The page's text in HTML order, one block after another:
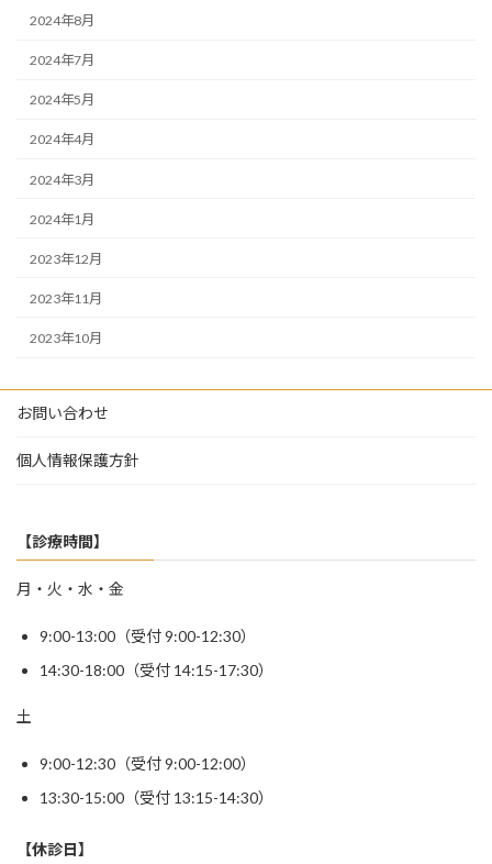
2024年8月
2024年7月
2024年5月
2024年4月
2024年3月
2024年1月
2023年12月
2023年11月
2023年10月
お問い合わせ
個人情報保護方針
【診療時間】
月・火・水・金
9:00-13:00（受付 9:00-12:30）
14:30-18:00（受付 14:15-17:30）
土
9:00-12:30（受付 9:00-12:00）
13:30-15:00（受付 13:15-14:30）
【休診日】